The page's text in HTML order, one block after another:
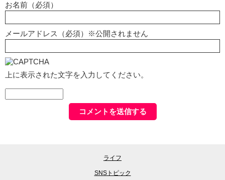
お名前（必須）
メールアドレス（必須）※公開されません
上に表示された文字を入力してください。
ライフ
SNSトピック